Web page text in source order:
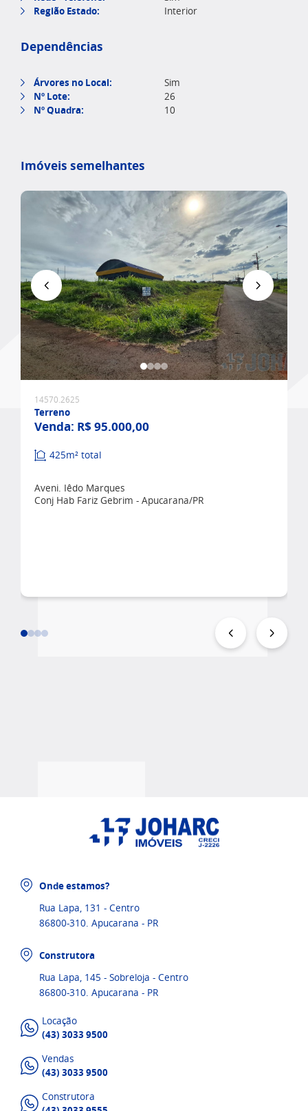
Região Estado: Interior
Dependências
Árvores no Local: Sim
Nº Lote: 26
Nº Quadra: 10
Imóveis semelhantes
Favoritar
14570.2625
Terreno
Venda: R$ 95.000,00
425m² total
Aveni. Iêdo Marques
Conj Hab Fariz Gebrim - Apucarana/PR
Onde estamos?
Rua Lapa, 131 - Centro
86800-310. Apucarana - PR
Construtora
Rua Lapa, 145 - Sobreloja - Centro
86800-310. Apucarana - PR
Locação
(43) 3033 9500
Vendas
(43) 3033 9500
Construtora